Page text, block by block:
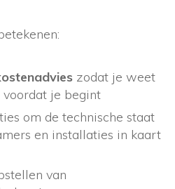
zodat je weet
je begint
om de technische staat
en installaties in kaart
van